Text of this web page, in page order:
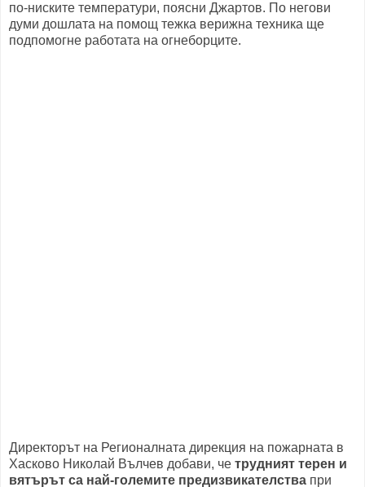
по-ниските температури, поясни Джартов. По негови
думи дошлата на помощ тежка верижна техника ще
подпомогне работата на огнеборците.
Директорът на Регионалната дирекция на пожарната в
Хасково Николай Вълчев добави, че трудният терен и
вятърът са най-големите предизвикателства при